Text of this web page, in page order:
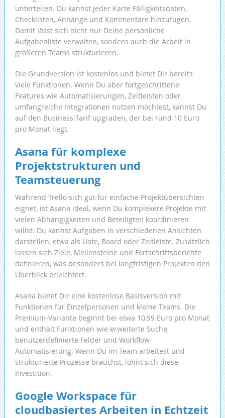
unterteilen. Du kannst jeder Karte Fälligkeitsdaten,
Checklisten, Anhänge und Kommentare hinzufügen.
Damit lässt sich nicht nur Deine persönliche
Aufgabenliste verwalten, sondern auch die Arbeit in
größeren Teams strukturieren.
Die Grundversion ist kostenlos und bietet Dir bereits
viele Funktionen. Wenn Du aber fortgeschrittene
Features wie Automatisierungen, Zeitleisten oder
umfangreiche Integrationen nutzen möchtest, kannst Du
auf den Business-Tarif upgraden, der bei rund 10 Euro
pro Monat liegt.
Asana für komplexe
Projektstrukturen und
Teamsteuerung
Während Trello sich gut für einfache Projektübersichten
eignet, ist Asana ideal, wenn Du komplexere Projekte mit
vielen Abhängigkeiten und Beteiligten koordinieren
willst. Du kannst Aufgaben in verschiedenen Ansichten
darstellen, etwa als Liste, Board oder Zeitleiste. Zusätzlich
lassen sich Ziele, Meilensteine und Fortschrittsberichte
definieren, was besonders bei langfristigen Projekten den
Überblick erleichtert.
Asana bietet Dir eine kostenlose Basisversion mit
Funktionen für Einzelpersonen und kleine Teams. Die
Premium-Variante beginnt bei etwa 10,99 Euro pro Monat
und enthält Funktionen wie erweiterte Suche,
benutzerdefinierte Felder und Workflow-
Automatisierung. Wenn Du im Team arbeitest und
strukturierte Prozesse brauchst, lohnt sich diese
Investition.
Google Workspace für
cloudbasiertes Arbeiten in Echtzeit